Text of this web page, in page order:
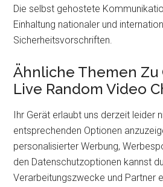
Die selbst gehostete
Einhaltung nationaler und
Sicherheitsvorschriften.
Ähnliche Themen Zu
Live Random Video
Ihr Gerät erlaubt uns derzeit leider
entsprechenden Optionen
personalisierter Werbung,
den Datenschutzoptionen kannst
Verarbeitungszwecke und Partner